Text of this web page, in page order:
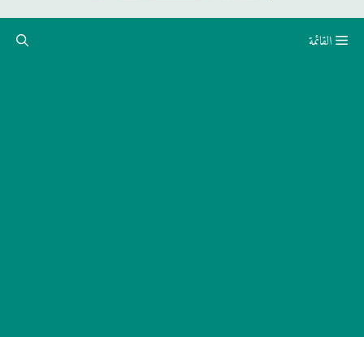
القائمة